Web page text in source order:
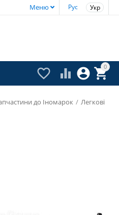
Рус Укр
Меню
0


 
до Іномарок / Легкові